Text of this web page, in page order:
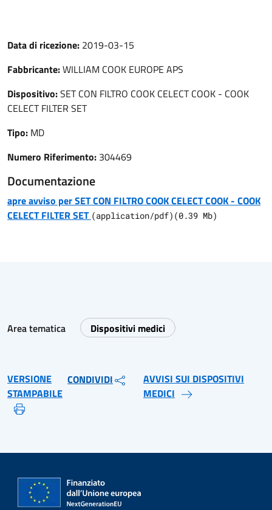
Data di ricezione: 2019-03-15
Fabbricante:WILLIAM COOK EUROPE APS
Dispositivo:SET CON FILTRO COOK CELECT COOK - COOK
CELECT FILTER SET
Tipo: MD
Numero Riferimento: 304469
Documentazione
apre avviso per SET CON FILTRO COOK CELECT COOK - COOK
CELECT FILTER SET (application/pdf) (0.39 Mb)
Area tematica Dispositivi medici
VERSIONE
STAMPABILE
CONDIVIDI
AVVISI SUI DISPOSITIVI
MEDICI